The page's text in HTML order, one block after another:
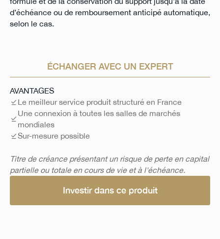
d’échéance ou de remboursement anticipé automatique,
selon le cas.
ÉCHANGER AVEC UN EXPERT
AVANTAGES
Le meilleur service produit structuré en France
Une connexion à toutes les salles de marchés
mondiales
Sur-mesure possible
Titre de créance présentant un risque de perte en capital
partielle ou totale en cours de vie et à l'échéance.
Investir dans ce produit